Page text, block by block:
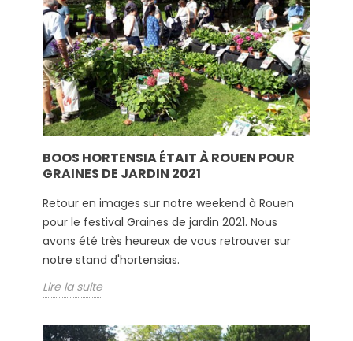
BOOS HORTENSIA ÉTAIT À ROUEN POUR
GRAINES DE JARDIN 2021
Retour en images sur notre weekend à Rouen
pour le festival Graines de jardin 2021. Nous
avons été très heureux de vous retrouver sur
notre stand d'hortensias.
Lire la suite